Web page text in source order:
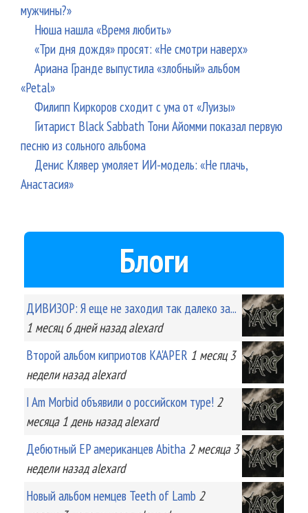
мужчины?»
Нюша нашла «Время любить»
«Три дня дождя» просят: «Не смотри наверх»
Ариана Гранде выпустила «злобный» альбом
«Petal»
Филипп Киркоров сходит с ума от «Луизы»
Гитарист Black Sabbath Тони Айомми показал первую
песню из сольного альбома
Денис Клявер умоляет ИИ-модель: «Не плачь,
Анастасия»
Блоги
ДИВИЗОР: Я еще не заходил так далеко за...
1 месяц 6 днейназад alexard
Второй альбом киприотов KA'APER 1 месяц 3
неделиназад alexard
I Am Morbid объявили о российском туре! 2
месяца 1 деньназад alexard
Дебютный EP американцев Abitha 2 месяца 3
неделиназад alexard
Новый альбом немцев Teeth of Lamb 2